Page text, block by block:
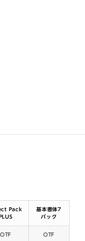
Pack
PLUS
基本書体7
パック
OTF OTF